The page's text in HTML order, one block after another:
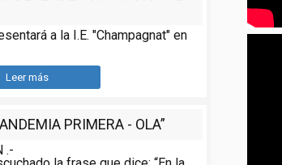
a la I.E. "Champagnat" en
Leer más
PRIMERA - OLA”
.-